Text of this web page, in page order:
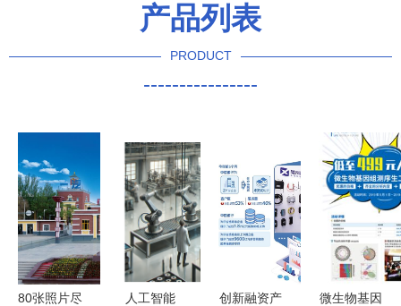
产品列表
PRODUCT
----------------
80张照片尽
人工智能
创新融资产
微生物基因